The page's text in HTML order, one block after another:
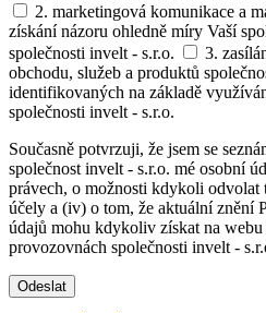
2. marketingová komunikace a
získání názoru ohledně míry Vaší
společnosti invelt - s.r.o.
3.
obchodu, služeb a produktů
identifikovaných na základě
společnosti invelt - s.r.o.
Současně potvrzuji, že jsem se
společnost invelt - s.r.o. mé osobní
právech, o možnosti kdykoli odvolat
účely a (iv) o tom, že aktuální znění
údajů mohu kdykoliv získat na
provozovnách společnosti invelt -
Odeslat